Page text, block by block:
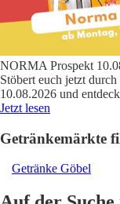
NORMA Prospekt
Stöbert euch jetzt
10.08.2026 und
Jetzt lesen
Getränkemärkte
Getränke Göbel